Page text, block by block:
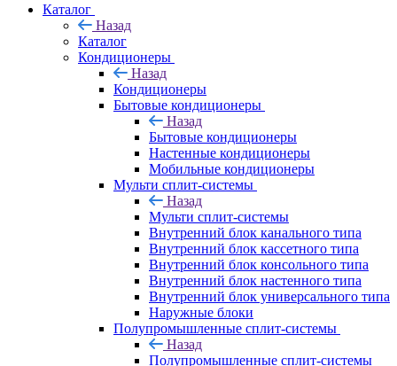
Каталог
Назад
Каталог
Кондиционеры
Назад
Кондиционеры
Бытовые кондиционеры
Назад
Бытовые кондиционеры
Настенные кондиционеры
Мобильные кондиционеры
Мульти сплит-системы
Назад
Мульти сплит-системы
Внутренний блок канального типа
Внутренний блок кассетного типа
Внутренний блок консольного типа
Внутренний блок настенного типа
Внутренний блок универсального типа
Наружные блоки
Полупромышленные сплит-системы
Назад
Полупромышленные сплит-системы